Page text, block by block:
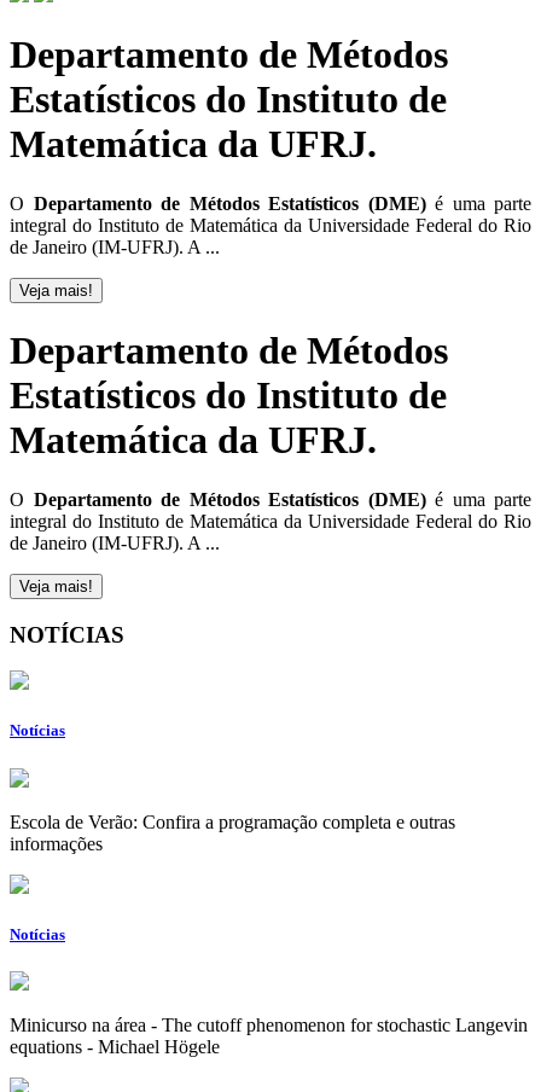
Departamento de Métodos
Estatísticos do Instituto de
Matemática da UFRJ.
O Departamento de Métodos Estatísticos (DME)é uma parte
integral do Instituto de Matemática da Universidade Federal do Rio
de Janeiro (IM-UFRJ). A ...
Veja mais!
Departamento de Métodos
Estatísticos do Instituto de
Matemática da UFRJ.
O Departamento de Métodos Estatísticos (DME)é uma parte
integral do Instituto de Matemática da Universidade Federal do Rio
de Janeiro (IM-UFRJ). A ...
Veja mais!
NOTÍCIAS
Notícias
Escola de Verão: Confira a programação completa e outras
informações
Notícias
Minicurso na área - The cutoff phenomenon for stochastic Langevin
equations - Michael Högele